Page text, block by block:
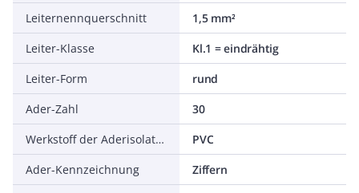
Leiternennquerschnitt
1,5 mm²
Leiter-Klasse
Kl.1 = eindrähtig
Leiter-Form
rund
Ader-Zahl
30
Werkstoff der Aderisolation
PVC
Ader-Kennzeichnung
Ziffern